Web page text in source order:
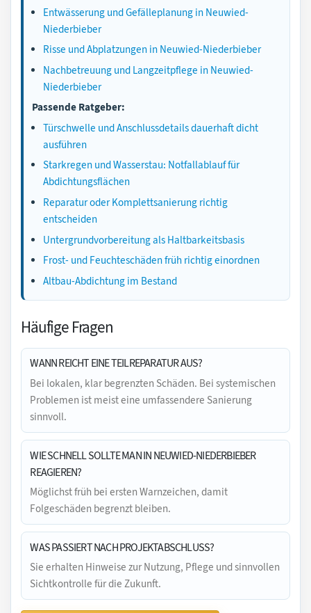
Entwässerung und Gefälleplanung in Neuwied-
Niederbieber
Risse und Abplatzungen in Neuwied-Niederbieber
Nachbetreuung und Langzeitpflege in Neuwied-
Niederbieber
Passende Ratgeber:
Türschwelle und Anschlussdetails dauerhaft dicht
ausführen
Starkregen und Wasserstau: Notfallablauf für
Abdichtungsflächen
Reparatur oder Komplettsanierung richtig
entscheiden
Untergrundvorbereitung als Haltbarkeitsbasis
Frost- und Feuchteschäden früh richtig einordnen
Altbau-Abdichtung im Bestand
Häufige Fragen
WANN REICHT EINE TEILREPARATUR AUS?
Bei lokalen, klar begrenzten Schäden. Bei systemischen
Problemen ist meist eine umfassendere Sanierung
sinnvoll.
WIE SCHNELL SOLLTE MAN IN NEUWIED-NIEDERBIEBER
REAGIEREN?
Möglichst früh bei ersten Warnzeichen, damit
Folgeschäden begrenzt bleiben.
WAS PASSIERT NACH PROJEKTABSCHLUSS?
Sie erhalten Hinweise zur Nutzung, Pflege und sinnvollen
Sichtkontrolle für die Zukunft.